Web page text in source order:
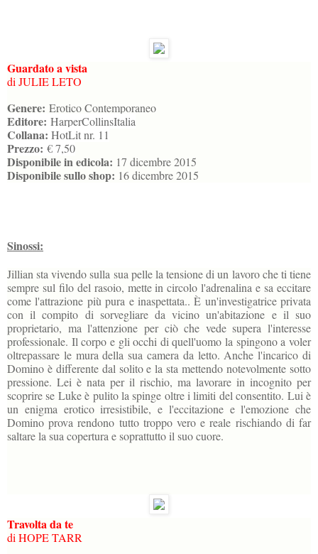
Guardato a vista
di JULIE LETO
Genere: Erotico Contemporaneo
Editore: HarperCollinsItalia
Collana: HotLit nr. 11
Prezzo: € 7,50
Disponibile in edicola: 17 dicembre 2015
Disponibile sullo shop: 16 dicembre 2015
Sinossi:
Jillian sta vivendo sulla sua pelle la tensione di un lavoro che ti tiene
sempre sul filo del rasoio, mette in circolo l'adrenalina e sa eccitare
come l'attrazione più pura e inaspettata.. È un'investigatrice privata
con il compito di sorvegliare da vicino un'abitazione e il suo
proprietario, ma l'attenzione per ciò che vede supera l'interesse
professionale. Il corpo e gli occhi di quell'uomo la spingono a voler
oltrepassare le mura della sua camera da letto. Anche l'incarico di
Domino è differente dal solito e la sta mettendo notevolmente sotto
pressione. Lei è nata per il rischio, ma lavorare in incognito per
scoprire se Luke è pulito la spinge oltre i limiti del consentito. Lui è
un enigma erotico irresistibile, e l'eccitazione e l'emozione che
Domino prova rendono tutto troppo vero e reale rischiando di far
saltare la sua copertura e soprattutto il suo cuore.
Travolta da te
di HOPE TARR